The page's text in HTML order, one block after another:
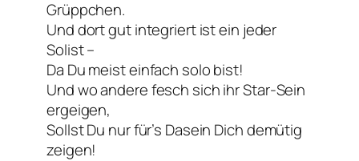
Grüppchen.
Und dort gut integriert ist ein jeder
Solist –
Da Du meist einfach solo bist!
Und wo andere fesch sich ihr Star-Sein
ergeigen,
Sollst Du nur für’s Dasein Dich demütig
zeigen!